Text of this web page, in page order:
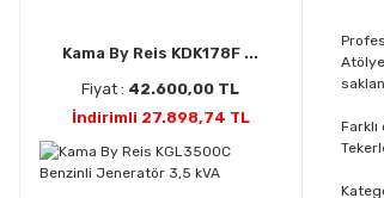
Kama By Reis KDK178F ...
Fiyat : 42.600,00 TL
İndirimli 27.898,74 TL